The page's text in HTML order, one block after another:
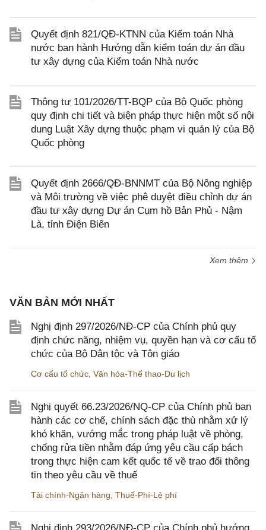
Quyết định 821/QĐ-KTNN của Kiểm toán Nhà
nước ban hành Hướng dẫn kiểm toán dự án đầu
tư xây dựng của Kiểm toán Nhà nước
Thông tư 101/2026/TT-BQP của Bộ Quốc phòng
quy định chi tiết và biện pháp thực hiện một số nội
dung Luật Xây dựng thuộc phạm vi quản lý của Bộ
Quốc phòng
Quyết định 2666/QĐ-BNNMT của Bộ Nông nghiệp
và Môi trường về việc phê duyệt điều chỉnh dự án
đầu tư xây dựng Dự án Cụm hồ Bản Phủ - Nậm
Là, tỉnh Điện Biên
Xem thêm
VĂN BẢN MỚI NHẤT
Nghị định 297/2026/NĐ-CP của Chính phủ quy
định chức năng, nhiệm vụ, quyền hạn và cơ cấu tổ
chức của Bộ Dân tộc và Tôn giáo
Cơ cấu tổ chức Văn hóa-Thể thao-Du lịch
Nghị quyết 66.23/2026/NQ-CP của Chính phủ ban
hành các cơ chế, chính sách đặc thù nhằm xử lý
khó khăn, vướng mắc trong pháp luật về phòng,
chống rửa tiền nhằm đáp ứng yêu cầu cấp bách
trong thực hiện cam kết quốc tế về trao đổi thông
tin theo yêu cầu về thuế
Tài chính-Ngân hàng Thuế-Phí-Lệ phí